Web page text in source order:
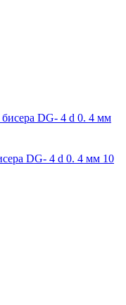
DG- 4 d 0. 4 мм 10